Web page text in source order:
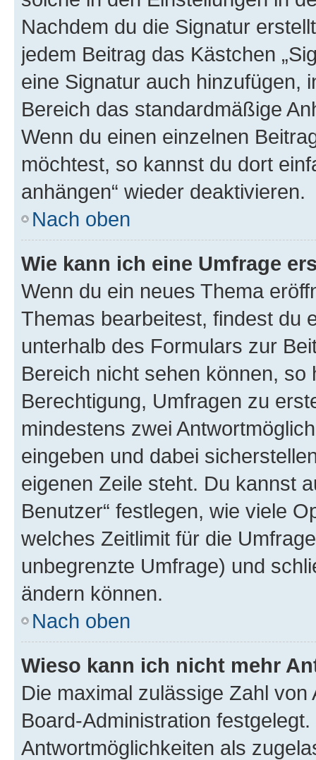
Nachdem du die Signatur
jedem Beitrag das Kästchen
eine Signatur auch hinzufügen,
Bereich das standardmäßige
Wenn du einen einzelnen
möchtest, so kannst du dort
anhängen“ wieder deaktivieren.
Nach oben
Wie kann ich eine Umfrage
Wenn du ein neues Thema
Themas bearbeitest, findest du
unterhalb des Formulars zur
Bereich nicht sehen können,
Berechtigung, Umfragen zu
mindestens zwei
eingeben und dabei
eigenen Zeile steht. Du kannst
Benutzer“ festlegen, wie viele
welches Zeitlimit für die
unbegrenzte Umfrage) und
ändern können.
Nach oben
Wieso kann ich nicht mehr
Die maximal zulässige Zahl
Board-Administration
Antwortmöglichkeiten als